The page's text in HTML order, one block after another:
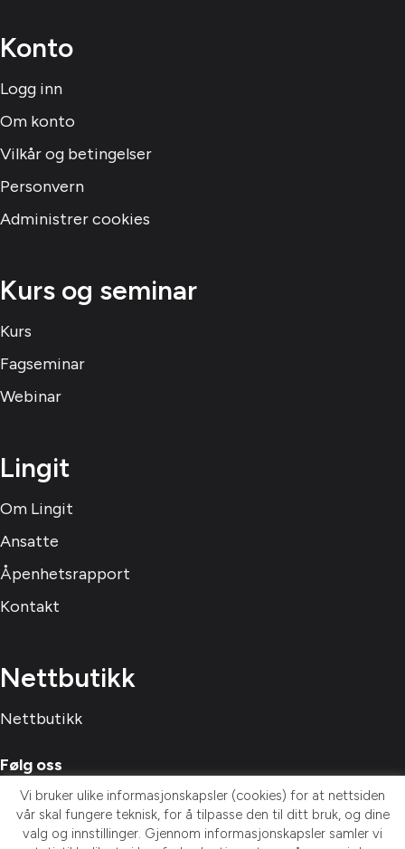
Konto
Logg inn
Om konto
Vilkår og betingelser
Personvern
Administrer cookies
Kurs og seminar
Kurs
Fagseminar
Webinar
Lingit
Om Lingit
Ansatte
Åpenhetsrapport
Kontakt
Nettbutikk
Nettbutikk
Følg oss
Vi bruker ulike informasjonskapsler (cookies) for at nettsiden
vår skal fungere teknisk, for å tilpasse den til ditt bruk, og dine
valg og innstillinger. Gjennom informasjonskapsler samler vi